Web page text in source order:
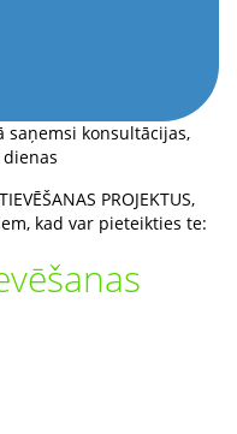
saņemsi konsultācijas,
PROJEKTUS,
kad var pieteikties te: